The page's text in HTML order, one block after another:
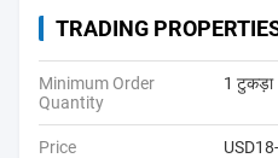
TRADING
Minimum Order
Quantity
1 टुकड़ा
Price